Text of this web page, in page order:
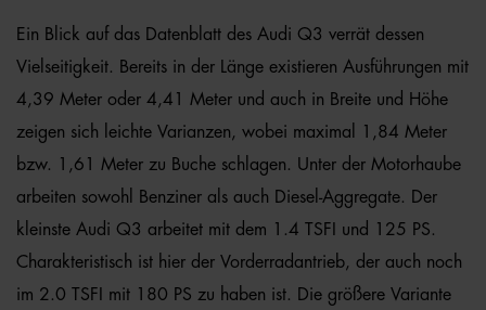
Ein Blick auf das Datenblatt des Audi Q3 verrät dessen
Vielseitigkeit. Bereits in der Länge existieren Ausführungen mit
4,39 Meter oder 4,41 Meter und auch in Breite und Höhe
zeigen sich leichte Varianzen, wobei maximal 1,84 Meter
bzw. 1,61 Meter zu Buche schlagen. Unter der Motorhaube
arbeiten sowohl Benziner als auch Diesel-Aggregate. Der
kleinste Audi Q3 arbeitet mit dem 1.4 TSFI und 125 PS.
Charakteristisch ist hier der Vorderradantrieb, der auch noch
im 2.0 TSFI mit 180 PS zu haben ist. Die größere Variante